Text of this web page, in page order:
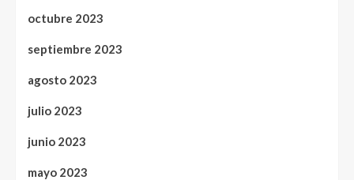
octubre 2023
septiembre 2023
agosto 2023
julio 2023
junio 2023
mayo 2023